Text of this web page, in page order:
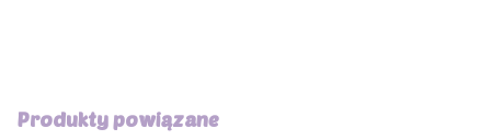
Produkty powiązane